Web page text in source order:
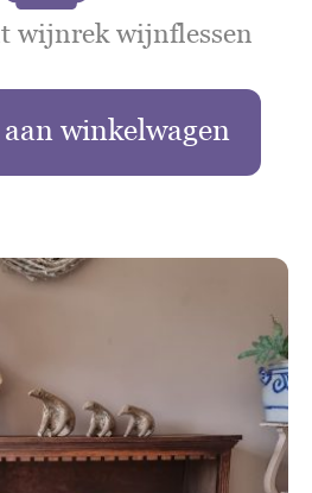
wijnrek wijnflessen
aan winkelwagen